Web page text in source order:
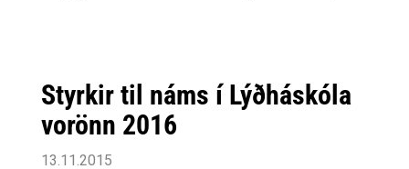
Styrkir til náms í Lýðháskóla
vorönn 2016
13.11.2015